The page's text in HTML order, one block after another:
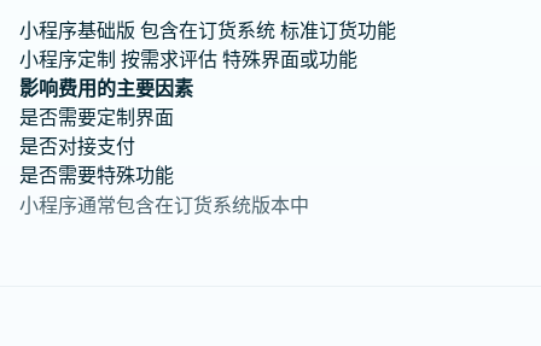
小程序基础版 包含在订货系统标准订货功能
小程序定制 按需求评估特殊界面或功能
影响费用的主要因素
是否需要定制界面
是否对接支付
是否需要特殊功能
小程序通常包含在订货系统版本中